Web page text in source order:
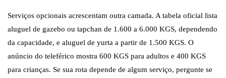
Serviços opcionais acrescentam outra camada. A tabela oficial lista
aluguel de gazebo ou tapchan de 1.600 a 6.000 KGS, dependendo
da capacidade, e aluguel de yurta a partir de 1.500 KGS. O
anúncio do teleférico mostra 600 KGS para adultos e 400 KGS
para crianças. Se sua rota depende de algum serviço, pergunte se